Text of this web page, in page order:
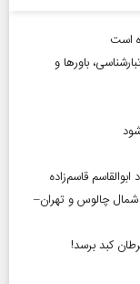
است
باور‌ها و
قاسم‌زاده
چالوس و تهران–
کبد برسد!